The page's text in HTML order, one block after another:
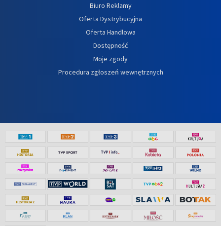
Biuro Reklamy
Oferta Dystrybucyjna
Oferta Handlowa
Dostępność
Moje zgody
Procedura zgłoszeń wewnętrznych